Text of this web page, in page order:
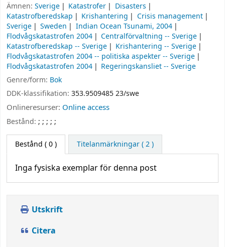
Ämnen: Sverige Katastrofer
Disasters
Katastrofberedskap
Krishantering
Crisis management
Sverige
Sweden
Indian Ocean Tsunami, 2004
Flodvågskatastrofen 2004
Centralförvaltning -- Sverige
Katastrofberedskap -- Sverige
Krishantering -- Sverige
Flodvågskatastrofen 2004 -- politiska aspekter -- Sverige
Flodvågskatastrofen 2004
Regeringskansliet -- Sverige
Genre/form: Bok
DDK-klassifikation: 353.9509485 23/swe
Onlineresurser: Online access
Bestånd: ; ; ; ; ;
Bestånd ( 0 ) Titelanmärkningar ( 2 )
Inga fysiska exemplar för denna post
Utskrift
Citera